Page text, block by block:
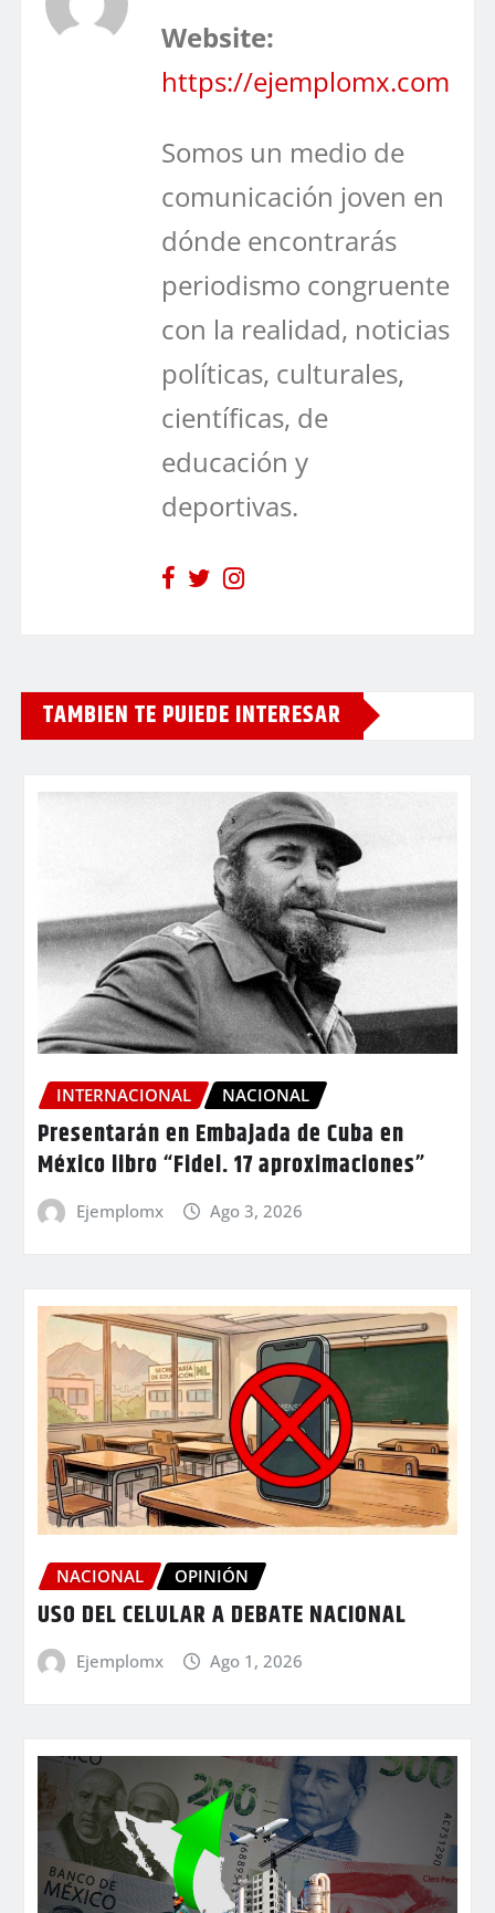
Website:
https://ejemplomx.com
Somos un medio de
comunicación joven en
dónde encontrarás
periodismo congruente
con la realidad, noticias
políticas, culturales,
científicas, de
educación y
deportivas.
TAMBIEN TE PUIEDE INTERESAR
INTERNACIONAL NACIONAL
Presentarán en Embajada de Cuba en
México libro “Fidel. 17 aproximaciones”
Ejemplomx Ago 3, 2026
NACIONAL OPINIÓN
USO DEL CELULAR A DEBATE NACIONAL
Ejemplomx Ago 1, 2026